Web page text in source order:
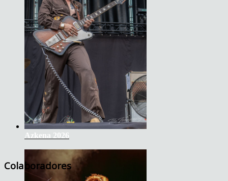
Azkena 2026
Colaboradores